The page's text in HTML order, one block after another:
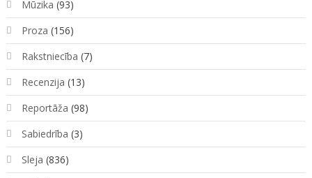
Mūzika (93)
Proza (156)
Rakstniecība (7)
Recenzija (13)
Reportāža (98)
Sabiedrība (3)
Sleja (836)